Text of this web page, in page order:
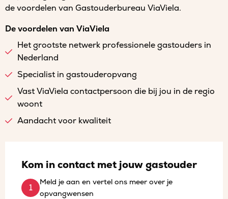
de voordelen van Gastouderbureau ViaViela.
De voordelen van ViaViela
Het grootste netwerk professionele gastouders in
Nederland
Specialist in gastouderopvang
Vast ViaViela contactpersoon die bij jou in de regio
woont
Aandacht voor kwaliteit
Kom in contact met jouw gastouder
Meld je aan en vertel ons meer over je
opvangwensen